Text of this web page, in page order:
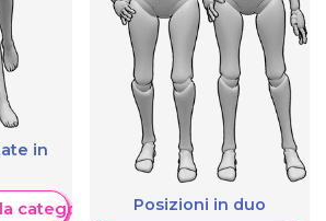
in
categoria Posizioni in duo